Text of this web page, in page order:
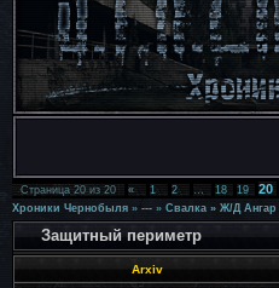
Страница20 из 20 « 1 2 … 18 19 20
Хроники Чернобыля » --- » Свалка » Ж/Д Ангар
Защитный периметр
Arxiv